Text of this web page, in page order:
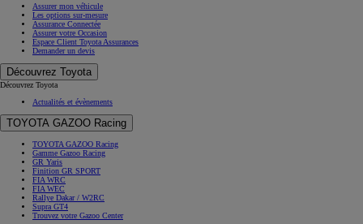
Assurer mon véhicule
Les options sur-mesure
Assurance Connectée
Assurer votre Occasion
Espace Client Toyota Assurances
Demander un devis
Découvrez Toyota
Découvrez Toyota
Actualités et évènements
TOYOTA GAZOO Racing
TOYOTA GAZOO Racing
Gamme Gazoo Racing
GR Yaris
Finition GR SPORT
FIA WRC
FIA WEC
Rallye Dakar / W2RC
Supra GT4
Trouvez votre Gazoo Center